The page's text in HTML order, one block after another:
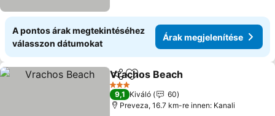
A pontos árak megtekintéséhez
válasszon dátumokat
Árak megjelenítése
Megosztás
Hozzáadás a kedvencekhez
Vrachos Beach
3 Kategória
9,1 Kiváló
60
Preveza, 16.7 km-re innen: Kanali